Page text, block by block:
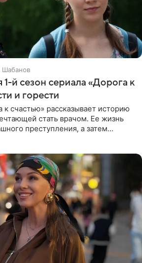
Шабанов
й сезон сериала «Дорога к
и горести
счастью» рассказывает историю
стать врачом. Ее жизнь
преступления, а затем